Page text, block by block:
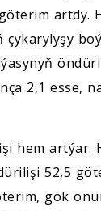
artdy.
2,1 esse,
hem artýar.
52,5
gök